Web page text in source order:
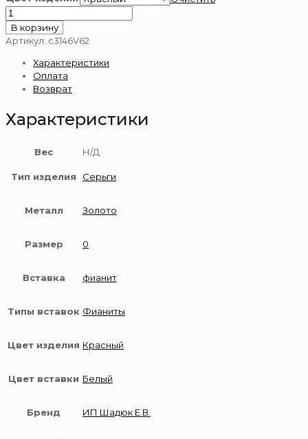
Количество
товара
Серьги
пробы
В корзину
Артикул: с3146V62
Характеристики
Оплата
Возврат
Характеристики
Вес Н/Д
Тип изделия Серьги
Металл Золото
Размер 0
Вставка фианит
Типы вставок Фианиты
Цвет изделия Красный
Цвет вставки Белый
Бренд ИП Шадюк Е.В.